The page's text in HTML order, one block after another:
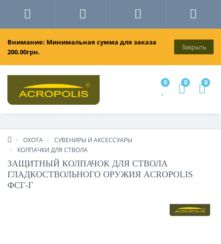
Внимание: Минимальная сумма для заказа
200.00грн.
Закрыть
0 0 0
ОХОТА
СУВЕНИРЫ И АКСЕССУАРЫ
КОЛПАЧКИ ДЛЯ СТВОЛА
ЗАЩИТНЫЙ КОЛПАЧОК ДЛЯ СТВОЛА
ГЛАДКОСТВОЛЬНОГО ОРУЖИЯ ACROPOLIS
ФСГ-Г